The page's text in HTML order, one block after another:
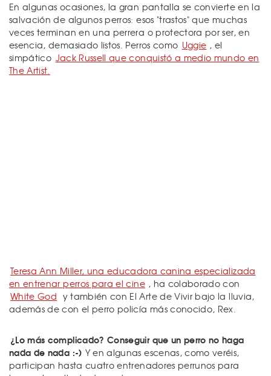
En algunas ocasiones, la gran pantalla se convierte en la
salvación de algunos perros: esos "trastos" que muchas
veces terminan en una perrera o protectora por ser, en
esencia, demasiado listos. Perros como Uggie , el
simpático Jack Russell que conquistó a medio mundo en
The Artist.
Teresa Ann Miller, una educadora canina especializada
en entrenar perros para el cine , ha colaborado con
White God y también con El Arte de Vivir bajo la lluvia,
además de con el perro policía más conocido, Rex.
¿Lo más complicado? Conseguir que un perro no haga
nada de nada :-) Y en algunas escenas, como veréis,
participan hasta cuatro entrenadores perrunos para